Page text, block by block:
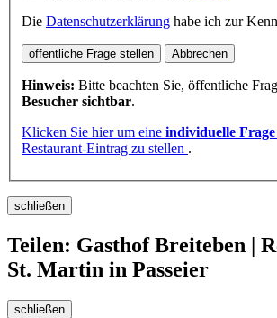
Die Datenschutzerklärung habe ich zur
öffentliche Frage stellen Abbrechen
Hinweis: Bitte beachten Sie, öffentliche
Besucher sichtbar.
Klicken Sie hier um eine individuelle Frage
Restaurant-Eintrag zu stellen .
schließen
Teilen: Gasthof Breiteben |
St. Martin in Passeier
schließen